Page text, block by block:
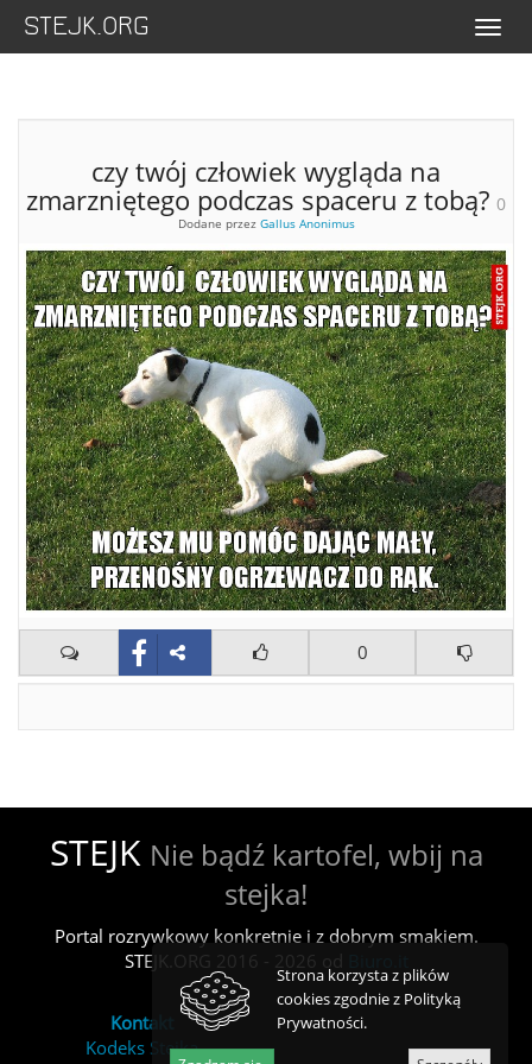
STEJK.ORG Menu
czy twój człowiek wygląda na
zmarzniętego podczas spaceru z tobą? 0
Dodane przez Gallus Anonimus
0
STEJK Nie bądź kartofel, wbij na
stejka!
Portal rozrywkowy konkretnie i z dobrym smakiem.
STEJK.ORG 2016 - 2026 od
Kontakt
Kodeks Stejka
Strona korzysta z plików
cookies zgodnie z Polityką
Prywatności.